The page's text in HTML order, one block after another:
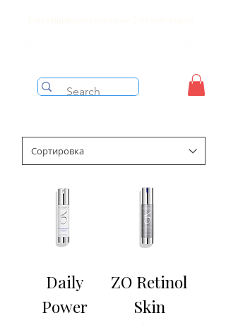
Daily
Power
ZO Retinol
Skin